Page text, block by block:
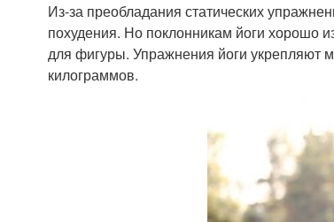
Из-за преобладания статических
похудения. Но поклонникам йоги хорошо
для фигуры. Упражнения йоги укрепляют
килограммов.